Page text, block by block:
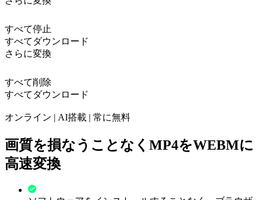
すべて停止
すべてダウンロード
さらに変換
すべて削除
すべてダウンロード
オンライン | AI搭載 | 常に無料
画質を損なうことなくMP4をWEBMに
高速変換